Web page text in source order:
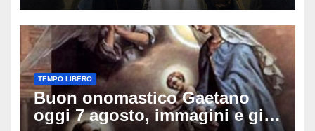
TEMPO LIBERO
Buon onomastico Gaetano
oggi 7 agosto, immagini e gif